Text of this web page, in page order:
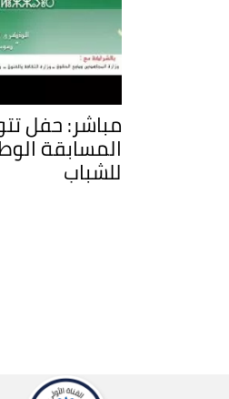
مباشر: حفل
المسابقة
للشباب